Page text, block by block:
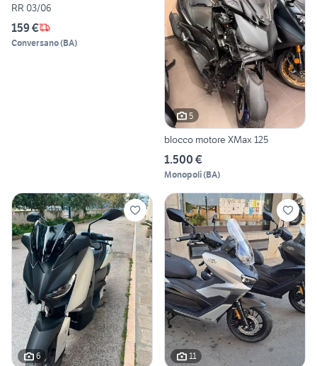
RR 03/06
159 €
Conversano(BA)
5
blocco motore XMax 125
1.500 €
Monopoli(BA)
6 11